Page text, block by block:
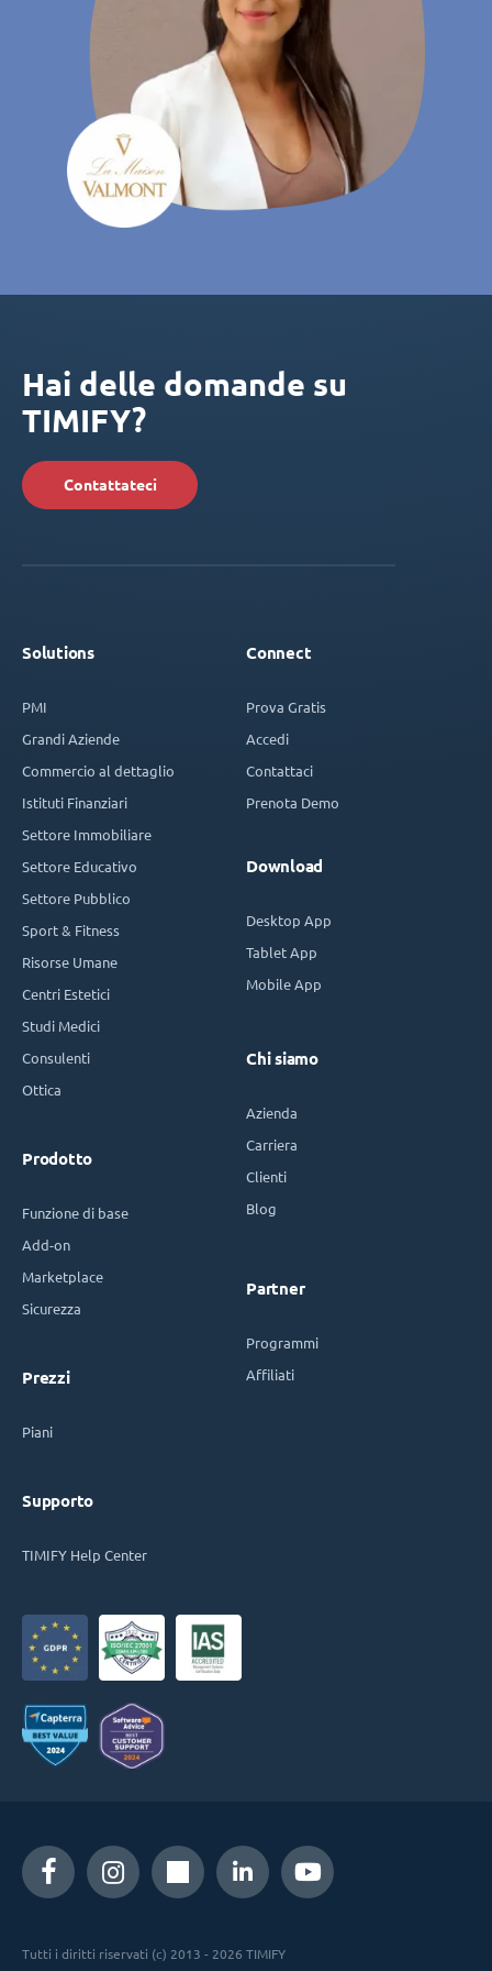
Hai delle domande su
TIMIFY?
Contattateci
Solutions
PMI
Grandi Aziende
Commercio al dettaglio
Istituti Finanziari
Settore Immobiliare
Settore Educativo
Settore Pubblico
Sport & Fitness
Risorse Umane
Centri Estetici
Studi Medici
Consulenti
Ottica
Prodotto
Funzione di base
Add-on
Marketplace
Sicurezza
Prezzi
Piani
Supporto
TIMIFY Help Center
Connect
Prova Gratis
Accedi
Contattaci
Prenota Demo
Download
Desktop App
Tablet App
Mobile App
Chi siamo
Azienda
Carriera
Clienti
Blog
Partner
Programmi
Affiliati
Tutti i diritti riservati (c) 2013 - 2026 TIMIFY